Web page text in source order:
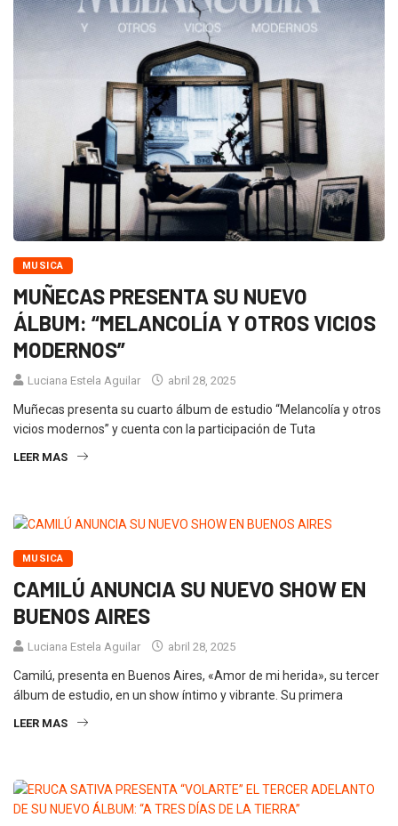
MUSICA
MUÑECAS PRESENTA SU NUEVO
ÁLBUM: “MELANCOLÍA Y OTROS VICIOS
MODERNOS”
Luciana Estela Aguilar abril 28, 2025
Muñecas presenta su cuarto álbum de estudio “Melancolía y otros
vicios modernos” y cuenta con la participación de Tuta
LEER MAS
MUSICA
CAMILÚ ANUNCIA SU NUEVO SHOW EN
BUENOS AIRES
Luciana Estela Aguilar abril 28, 2025
Camilú, presenta en Buenos Aires, «Amor de mi herida», su tercer
álbum de estudio, en un show íntimo y vibrante. Su primera
LEER MAS